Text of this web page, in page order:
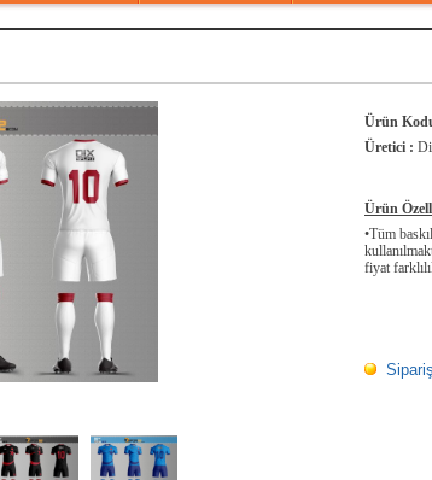
Ürün
Üretici :
Ürün
•Tüm
fiyat
Sipariş